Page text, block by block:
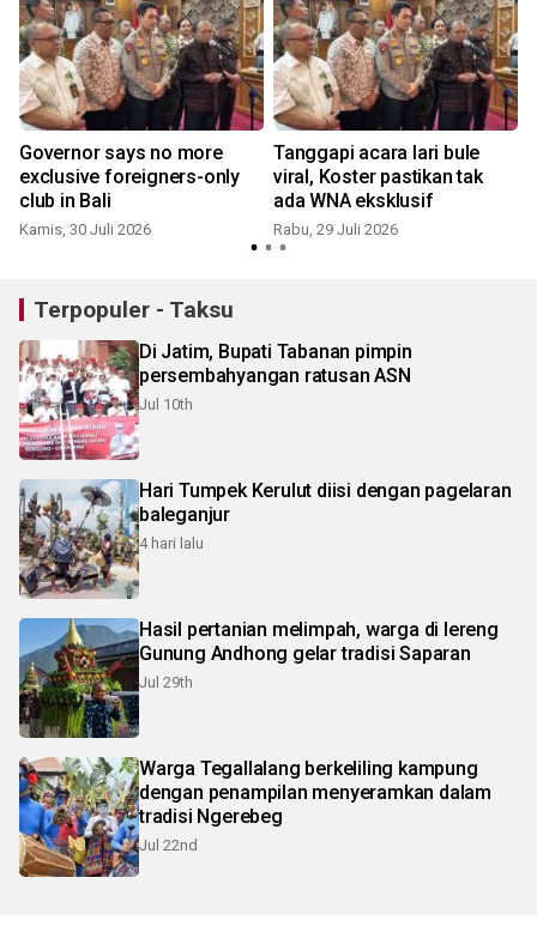
Governor says no more
exclusive foreigners-only
club in Bali
Kamis, 30 Juli 2026
Tanggapi acara lari bule
viral, Koster pastikan tak
ada WNA eksklusif
Rabu, 29 Juli 2026
Terpopuler - Taksu
Di Jatim, Bupati Tabanan pimpin
persembahyangan ratusan ASN
Jul 10th
Hari Tumpek Kerulut diisi dengan pagelaran
baleganjur
4 hari lalu
Hasil pertanian melimpah, warga di lereng
Gunung Andhong gelar tradisi Saparan
Jul 29th
Warga Tegallalang berkeliling kampung
dengan penampilan menyeramkan dalam
tradisi Ngerebeg
Jul 22nd